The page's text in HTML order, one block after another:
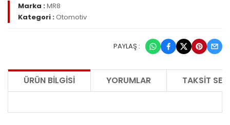
Marka :MR8
Kategori :Otomotiv
PAYLAŞ :
ÜRÜN BILGISI YORUMLAR TAKSIT